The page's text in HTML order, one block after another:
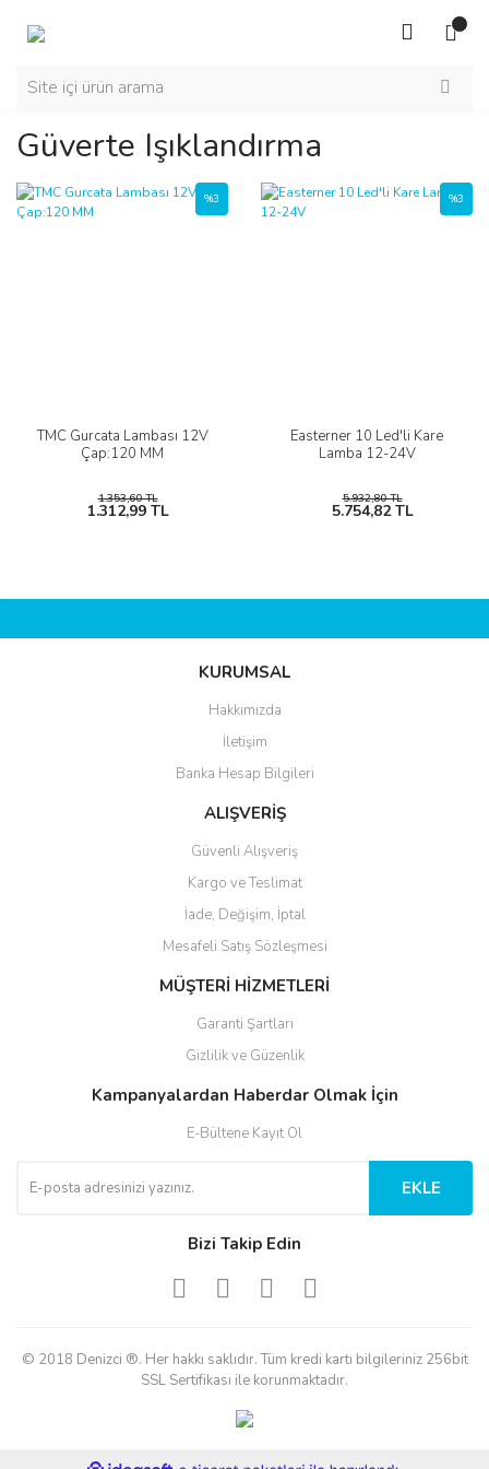
Güverte Işıklandırma
TMC Gurcata Lambası 12V
Çap:120 MM
%3
1.353,60 TL
1.312,99 TL
Easterner 10 Led'li Kare
Lamba 12-24V
%3
5.932,80 TL
5.754,82 TL
KURUMSAL
Hakkımızda
İletişim
Banka Hesap Bilgileri
ALIŞVERİŞ
Güvenli Alışveriş
Kargo ve Teslimat
İade, Değişim, İptal
Mesafeli Satış Sözleşmesi
MÜŞTERİ HİZMETLERİ
Garanti Şartları
Gizlilik ve Güzenlik
Kampanyalardan Haberdar Olmak İçin
E-Bültene Kayıt Ol
EKLE
Bizi Takip Edin
© 2018 Denizci ®. Her hakkı saklıdır. Tüm kredi kartı bilgileriniz 256bit
SSL Sertifikası ile korunmaktadır.